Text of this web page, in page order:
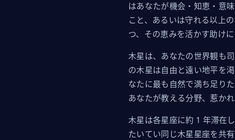
はあなたが機会・知恵・意
こと、あるいは守れる以上
つ、その恵みを活かす助けに
木星は、あなたの世界観も
の木星は自由と遠い地平を
なたに最も自然で満ち足り
あなたが教える分野、惹か
木星は各星座に約 1 年滞在
たいてい同じ木星星座を共